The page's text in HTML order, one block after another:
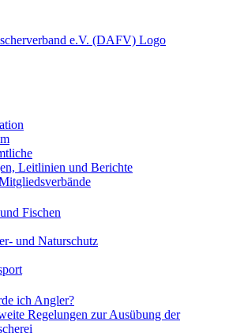
Leitlinien und Berichte
Fischen
und Naturschutz
ich Angler?
Regelungen zur Ausübung der